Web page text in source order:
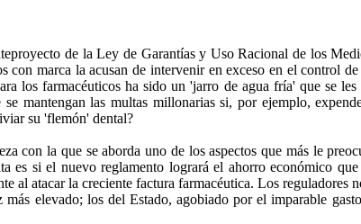
de la Ley de Garantías y Uso Racional de los
con marca la acusan de intervenir en exceso en el control
los farmacéuticos ha sido un 'jarro de agua fría' que se
mantengan las multas millonarias si, por ejemplo,
su 'flemón' dental?
con la que se aborda uno de los aspectos que más le
es si el nuevo reglamento logrará el ahorro económico
al atacar la creciente factura farmacéutica. Los
elevado; los del Estado, agobiado por el imparable